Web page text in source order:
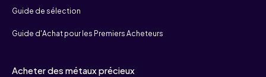
Guide de sélection
Guide d'Achat pour les Premiers Acheteurs
Acheter des métaux précieux